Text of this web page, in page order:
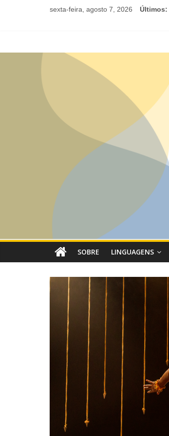
sexta-feira, agosto 7, 2026 Últimos:
SOBRE LINGUAGENS